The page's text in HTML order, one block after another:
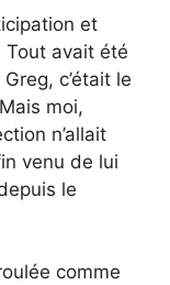
et
Tout avait été
c’était le
moi,
n’allait
venu de lui
le
comme